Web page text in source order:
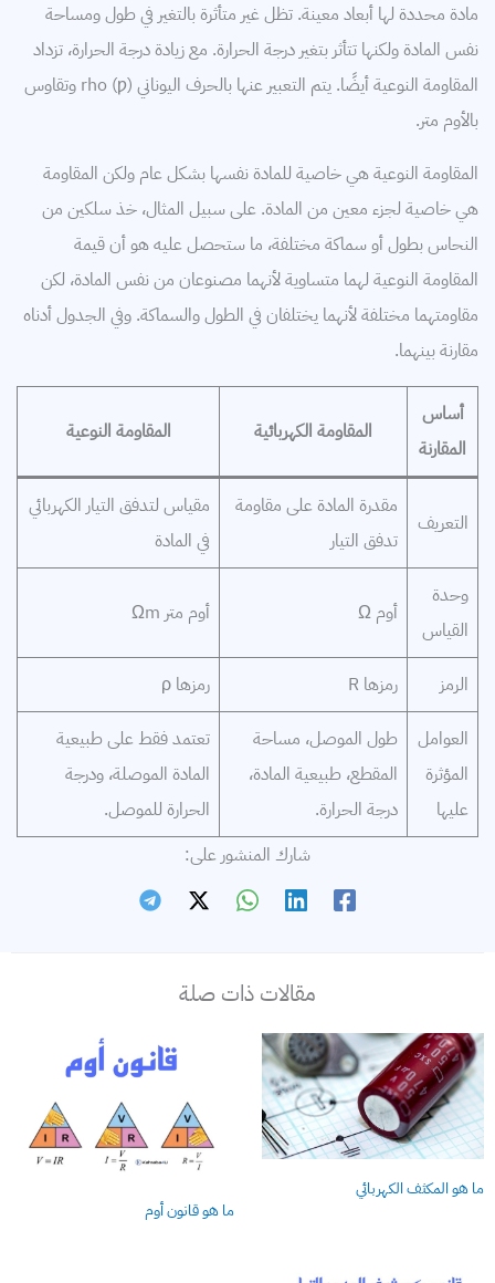
مادة محددة لها أبعاد معينة. تظل غير متأثرة بالتغير في طول ومساحة
نفس المادة ولكنها تتأثر بتغير درجة الحرارة. مع زيادة درجة الحرارة، تزداد
المقاومة النوعية أيضًا. يتم التعبير عنها بالحرف اليوناني rho (ƿ) وتقاوس
بالأوم متر.
المقاومة النوعية هي خاصية للمادة نفسها بشكل عام ولكن المقاومة
هي خاصية لجزء معين من المادة. على سبيل المثال، خذ سلكين من
النحاس بطول أو سماكة مختلفة، ما ستحصل عليه هو أن قيمة
المقاومة النوعية لهما متساوية لأنهما مصنوعان من نفس المادة، لكن
مقاومتهما مختلفة لأنهما يختلفان في الطول والسماكة. وفي الجدول أدناه
مقارنة بينهما.
أساس
المقارنة
المقاومة الكهربائية المقاومة النوعية
التعريف
مقدرة المادة على مقاومة
تدفق التيار
مقياس لتدفق التيار الكهربائي
في المادة
وحدة
القياس
أوم Ω أوم متر Ωm
الرمز رمزها R رمزها ρ
العوامل
المؤثرة
عليها
طول الموصل، مساحة
المقطع، طبيعية المادة،
درجة الحرارة.
تعتمد فقط على طبيعية
المادة الموصلة، ودرجة
الحرارة للموصل.
شارك المنشور على:
مقالات ذات صلة
ما هو المكثف الكهربائي
ما هو قانون أوم